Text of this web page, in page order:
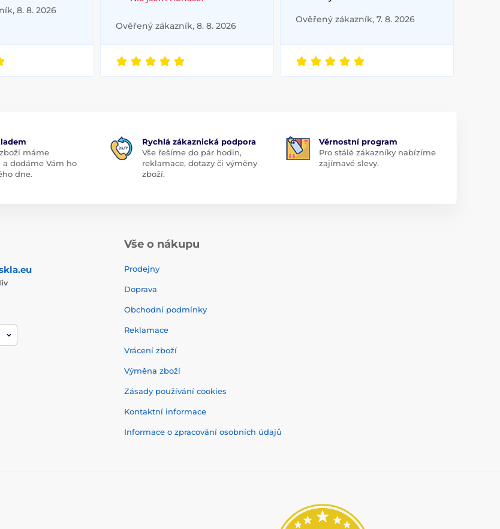
8. 8. 2026
Ověřený zákazník, 8. 8. 2026
Ověřený zákazník, 7. 8. 2026
máme
dodáme Vám ho
dne.
Rychlá zákaznická podpora
Vše řešíme do pár hodin,
reklamace, dotazy či výměny
zboží.
Věrnostní program
Pro stálé zákazníky nabízíme
zajímavé slevy.
Vše o nákupu
Prodejny
Doprava
Obchodní podmínky
Reklamace
Vrácení zboží
Výměna zboží
Zásady používání cookies
Kontaktní informace
Informace o zpracování osobních údajů